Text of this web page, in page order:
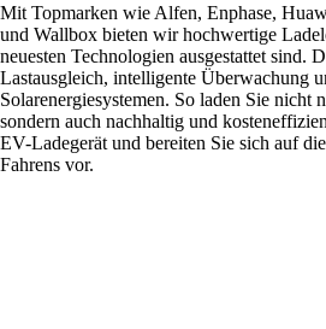
Mit Topmarken wie Alfen, Enphase,
und Wallbox bieten wir hochwertige
neuesten Technologien ausgestattet sind.
Lastausgleich, intelligente Überwachung
Solarenergiesystemen. So laden Sie nicht
sondern auch nachhaltig und
EV-Ladegerät und bereiten Sie sich auf
Fahrens vor.